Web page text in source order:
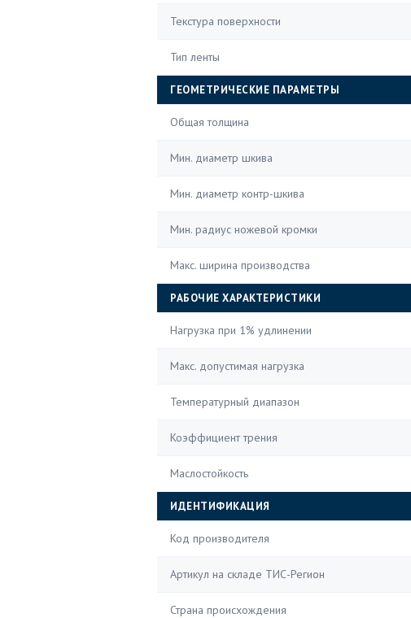
Текстура поверхности
Тип ленты
ГЕОМЕТРИЧЕСКИЕ ПАРАМЕТРЫ
Общая толщина
Мин. диаметр шкива
Мин. диаметр контр-шкива
Мин. радиус ножевой кромки
Макс. ширина производства
РАБОЧИЕ ХАРАКТЕРИСТИКИ
Нагрузка при 1% удлинении
Макс. допустимая нагрузка
Температурный диапазон
Коэффициент трения
Маслостойкость
ИДЕНТИФИКАЦИЯ
Код производителя
Артикул на складе ТИС-Регион
Страна происхождения